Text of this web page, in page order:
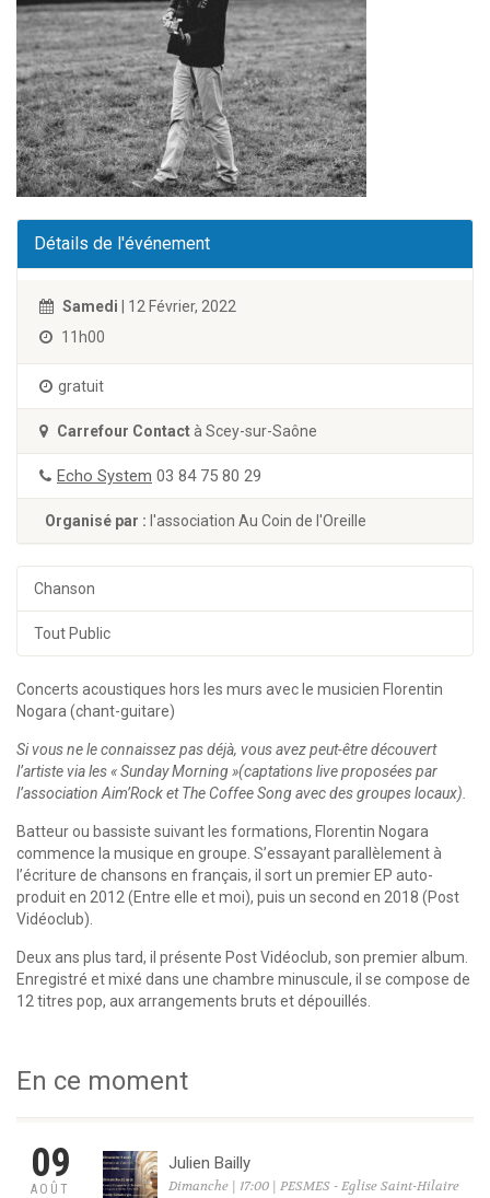
Détails de l'événement
Samedi | 12 Février, 2022
11h00
gratuit
Carrefour Contactà Scey-sur-Saône
Echo System 03 84 75 80 29
Organisé par : l'association Au Coin de l'Oreille
Chanson
Tout Public
Concerts acoustiques hors les murs avec le musicien Florentin
Nogara (chant-guitare)
Si vous ne le connaissez pas déjà, vous avez peut-être découvert
l’artiste via les « Sunday Morning »(captations live proposées par
l’association Aim’Rock et The Coffee Song avec des groupes locaux).
Batteur ou bassiste suivant les formations, Florentin Nogara
commence la musique en groupe. S’essayant parallèlement à
l’écriture de chansons en français, il sort un premier EP auto-
produit en 2012 (Entre elle et moi), puis un second en 2018 (Post
Vidéoclub).
Deux ans plus tard, il présente Post Vidéoclub, son premier album.
Enregistré et mixé dans une chambre minuscule, il se compose de
12 titres pop, aux arrangements bruts et dépouillés.
En ce moment
09
AOÛT
Julien Bailly
Dimanche | 17:00 | PESMES - Eglise Saint-Hilaire